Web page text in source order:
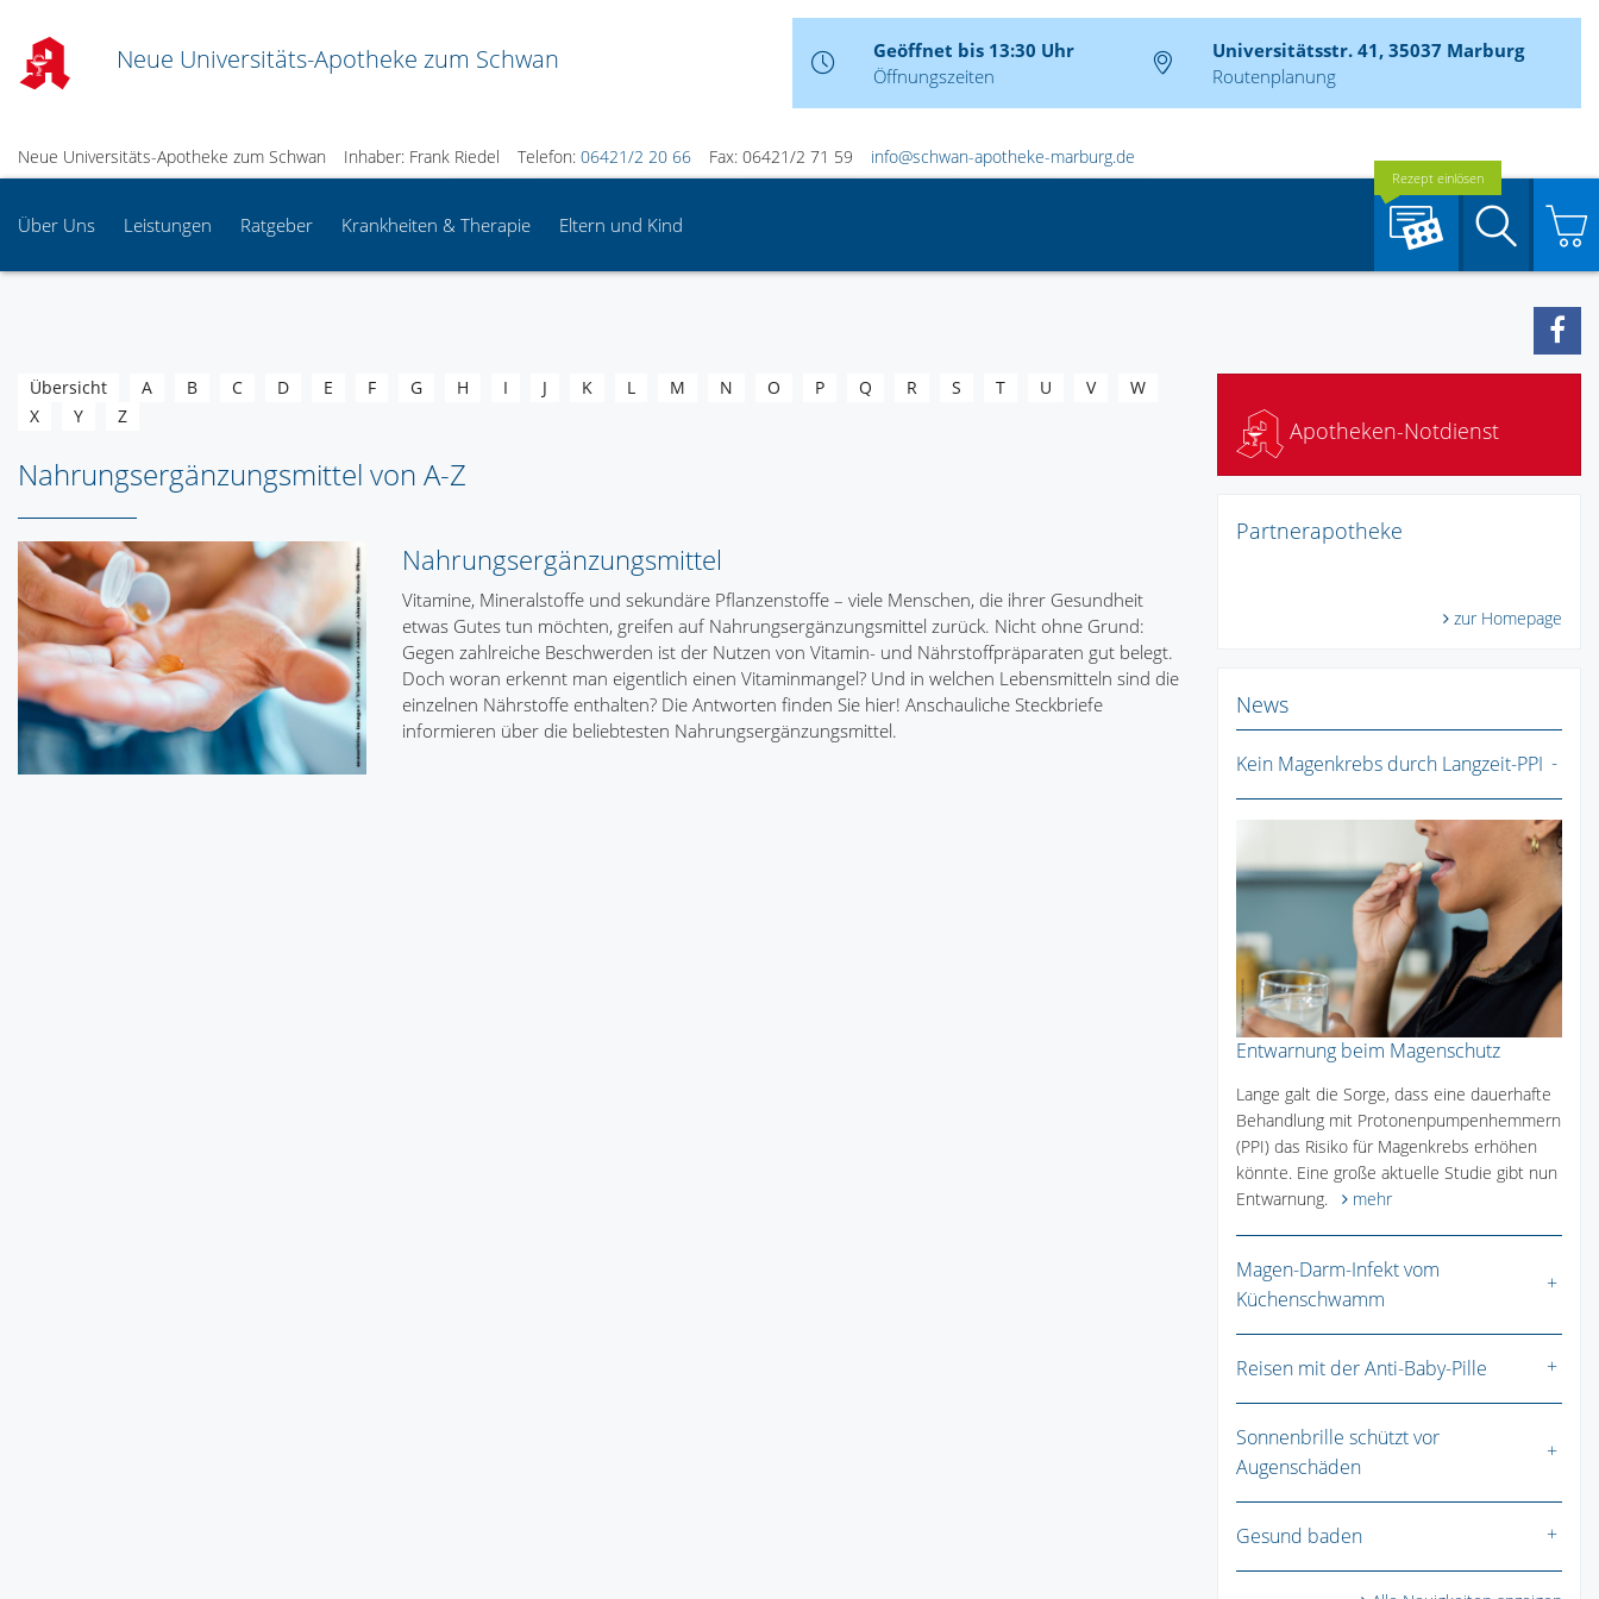
Neue Universitäts-Apotheke zum Schwan
Geöffnet bis 13:30 Uhr
Öffnungszeiten
Universitätsstr. 41, 35037 Marburg
Routenplanung
Neue Universitäts-Apotheke zum Schwan Inhaber: Frank Riedel Telefon: 06421/2 20 66 Fax: 06421/2 71 59 info@schwan-apotheke-marburg.de
Über Uns Leistungen Ratgeber Krankheiten & Therapie Eltern und Kind
Rezept einlösen
Suche
Übersicht A B C D E F G H I J K L M N O P Q R S T U V
W
X
Y Z
Nahrungsergänzungsmittel von A-Z
Nahrungsergänzungsmittel
Vitamine, Mineralstoffe und sekundäre Pflanzenstoffe – viele Menschen, die ihrer Gesundheit
etwas Gutes tun möchten, greifen auf Nahrungsergänzungsmittel zurück. Nicht ohne Grund:
Gegen zahlreiche Beschwerden ist der Nutzen von Vitamin- und Nährstoffpräparaten gut belegt.
Doch woran erkennt man eigentlich einen Vitaminmangel? Und in welchen Lebensmitteln sind die
einzelnen Nährstoffe enthalten? Die Antworten finden Sie hier! Anschauliche Steckbriefe
informieren über die beliebtesten Nahrungsergänzungsmittel.
Apotheken-Notdienst
Partnerapotheke
zur Homepage
News
Kein Magenkrebs durch Langzeit-PPI
Entwarnung beim Magenschutz
Lange galt die Sorge, dass eine dauerhafte
Behandlung mit Protonenpumpenhemmern
(PPI) das Risiko für Magenkrebs erhöhen
könnte. Eine große aktuelle Studie gibt nun
Entwarnung.
mehr
Magen-Darm-Infekt vom
Küchenschwamm
Reisen mit der Anti-Baby-Pille
Sonnenbrille schützt vor
Augenschäden
Gesund baden